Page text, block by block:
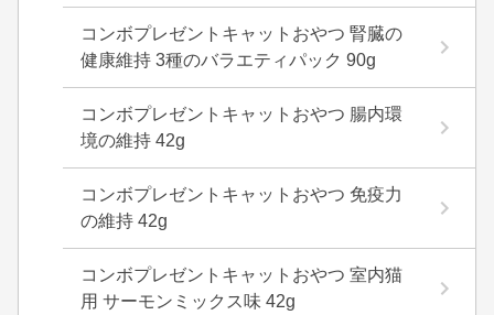
コンボプレゼントキャットおやつ 腎臓の
健康維持 3種のバラエティパック 90g
コンボプレゼントキャットおやつ 腸内環
境の維持 42g
コンボプレゼントキャットおやつ 免疫力
の維持 42g
コンボプレゼントキャットおやつ 室内猫
用 サーモンミックス味 42g